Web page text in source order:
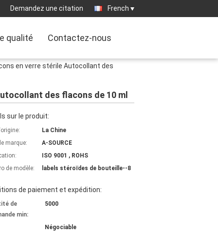
Demandez une citation French
qualité Contactez-nous
en verre stérile Autocollant des
des flacons de 10 ml
sur le produit:
La Chine
marque:
A-SOURCE
ISO 9001 , ROHS
de modèle:
labels stéroïdes de bouteille--8
de paiement et expédition:
de
min:
5000
Négociable